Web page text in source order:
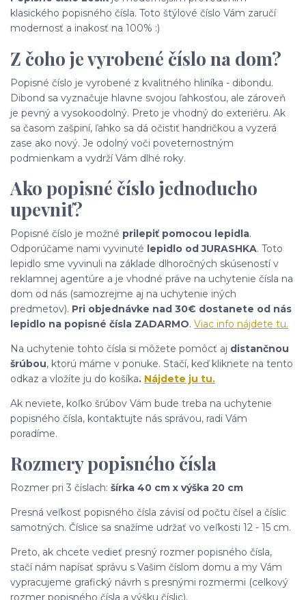
klasického popisného čísla. Toto štýlové číslo Vám zaručí
modernosť a inakosť na 100% :)
Z čoho je vyrobené číslo na dom?
Popisné číslo je vyrobené z kvalitného hliníka - dibondu.
Dibond sa vyznačuje hlavne svojou ľahkosťou, ale zároveň
je pevný a vysokoodolný. Preto je vhodný do exteriéru. Ak
sa časom zašpiní, ľahko sa dá očistiť handričkou a vyzerá
zase ako nový. Je odolný voči poveternostným
podmienkam a vydrží Vám dlhé roky.
Ako popisné číslo jednoducho
upevniť?
Popisné číslo je možné prilepiť pomocou lepidla.
Odporúčame nami vyvinuté lepidlo od JURASHKA. Toto
lepidlo sme vyvinuli na základe dlhoročných skúseností v
reklamnej agentúre a je vhodné práve na uchytenie čísla na
dom od nás (samozrejme aj na uchytenie iných
predmetov). Pri objednávke nad 30€ dostanete od nás
lepidlo na popisné čísla ZADARMO. Viac info nájdete tu.
Na uchytenie tohto čísla si môžete pomôcť aj distančnou
šrúbou, ktorú máme v ponuke. Stačí, keď kliknete na tento
odkaz a vložíte ju do košíka. Nájdete ju tu.
Ak neviete, koľko šrúbov Vám bude treba na uchytenie
popisného čísla, kontaktujte nás správou, radi Vám
poradíme.
Rozmery popisného čísla
Rozmer pri 3 číslach: šírka 40 cm x výška 20 cm
Presná veľkosť popisného čísla závisí od počtu čísel a číslic
samotných. Číslice sa snažíme udržať vo veľkosti 12 - 15 cm.
Preto, ak chcete vedieť presný rozmer popisného čísla,
stačí nám napísať správu s Vašim číslom domu a my Vám
vypracujeme grafický návrh s presnými rozmermi (celkový
rozmer popisného čísla a výšku číslic).